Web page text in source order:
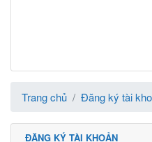
Trang chủ Đăng ký tài
ĐĂNG KÝ TÀI KHOẢN